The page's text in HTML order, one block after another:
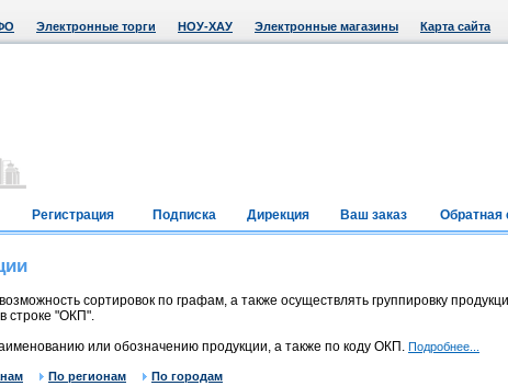
Электронные торги НОУ-ХАУ Электронные магазины Карта сайта
Регистрация Подписка Дирекция Ваш заказ Обратная
сортировок по графам, а также осуществлять группировку
строке "ОКП".
или обозначению продукции, а также по коду ОКП. Подробнее...
По регионам По городам